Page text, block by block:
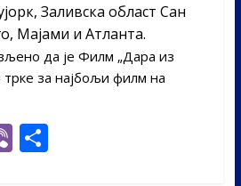
Заливска област Сан
Мајами и Атланта.
да је Филм „Дара из
трке за најбољи филм на
Vi
b
S